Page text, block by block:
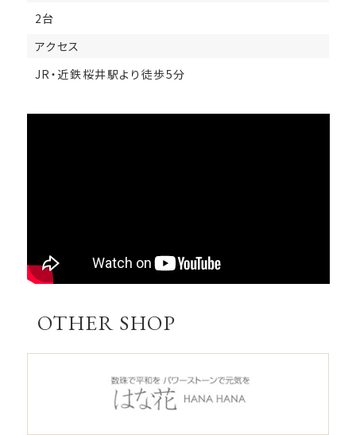
2台
アクセス
JR・近鉄桜井駅より徒歩5分
OTHER SHOP